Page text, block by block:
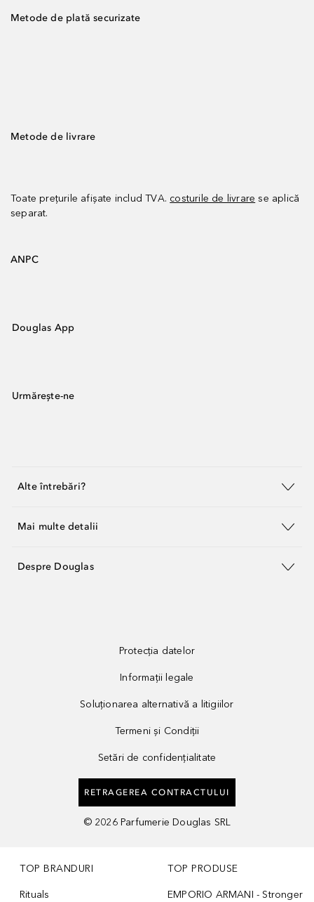
Metode de plată securizate
Metode de livrare
Toate prețurile afișate includ TVA. costurile de livrare se aplică
separat.
ANPC
Douglas App
Urmărește-ne
Alte întrebări?
Mai multe detalii
Despre Douglas
Protecția datelor
Informații legale
Soluționarea alternativă a litigiilor
Termeni și Condiții
Setări de confidențialitate
RETRAGEREA CONTRACTULUI
© 2026 Parfumerie Douglas SRL
TOP BRANDURI
Rituals
TOP PRODUSE
EMPORIO ARMANI - Stronger